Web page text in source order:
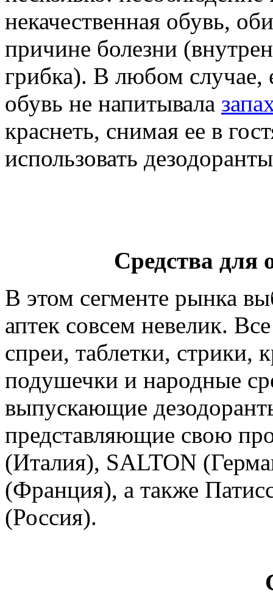
некачественная обувь,
причине болезни
грибка). В любом случае,
обувь не напитывала
краснеть, снимая ее в
использовать
Средства для
В этом сегменте рынка
аптек совсем невелик.
спреи, таблетки, стрики,
подушечки и народные
выпускающие
представляющие свою
(Италия), SALTON
(Франция), а также
(Россия).